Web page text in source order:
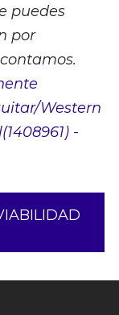
puedes
por
Western
-